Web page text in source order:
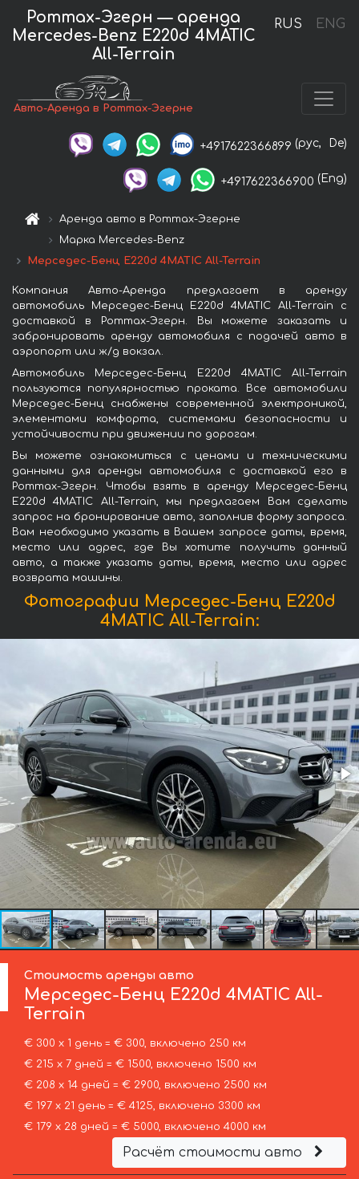
RUS ENG
Роттах-Эгерн — аренда
Mercedes-Benz E220d 4MATIC
All-Terrain
Авто-Аренда в Роттах-Эгерне
+4917622366899 (рус, De)
+4917622366900 (Eng)
Аренда авто в Роттах-Эгерне
Марка Mercedes-Benz
Мерседес-Бенц E220d 4MATIC All-Terrain
Компания Авто-Аренда предлагает в аренду
автомобиль Мерседес-Бенц E220d 4MATIC All-Terrain с
доставкой в Роттах-Эгерн. Вы можете заказать и
забронировать аренду автомобиля с подачей авто в
аэропорт или ж/д вокзал.
Автомобиль Мерседес-Бенц E220d 4MATIC All-Terrain
пользуются популярностью проката. Все автомобили
Мерседес-Бенц снабжены современной электроникой,
элементами комфорта, системами безопасности и
устойчивости при движении по дорогам.
Вы можете ознакомиться с ценами и техническими
данными для аренды автомобиля с доставкой его в
Роттах-Эгерн. Чтобы взять в аренду Мерседес-Бенц
E220d 4MATIC All-Terrain, мы предлагаем Вам сделать
запрос на бронирование авто, заполнив форму запроса.
Вам необходимо указать в Вашем запросе даты, время,
место или адрес, где Вы хотите получить данный
авто, а также указать даты, время, место или адрес
возврата машины.
Фотографии Мерседес-Бенц E220d
4MATIC All-Terrain:
Стоимость аренды авто
Мерседес-Бенц E220d 4MATIC All-
Terrain
€ 300 х 1 день = € 300, включено 250 км
€ 215 х 7 дней = € 1500, включено 1500 км
€ 208 х 14 дней = € 2900, включено 2500 км
€ 197 х 21 день = € 4125, включено 3300 км
€ 179 х 28 дней = € 5000, включено 4000 км
Расчёт стоимости авто